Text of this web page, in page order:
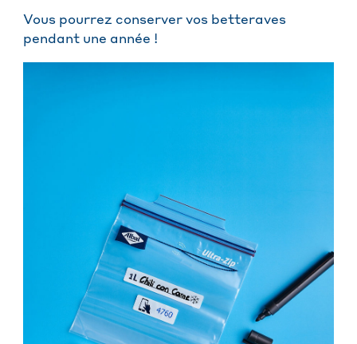
Vous pourrez conserver vos betteraves
pendant une année !